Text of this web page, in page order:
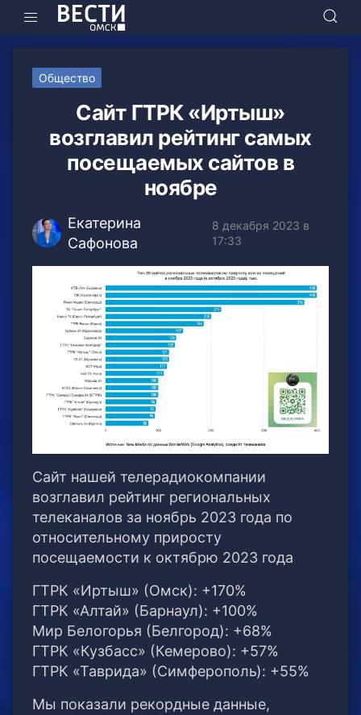
Общество
Сайт ГТРК «Иртыш»
возглавил рейтинг самых
посещаемых сайтов в
ноябре
Екатерина
Сафонова
8 декабря 2023 в
17:33
Сайт нашей телерадиокомпании
возглавил рейтинг региональных
телеканалов за ноябрь 2023 года по
относительному приросту
посещаемости к октябрю 2023 года
ГТРК «Иртыш» (Омск): +170%
ГТРК «Алтай» (Барнаул): +100%
Мир Белогорья (Белгород): +68%
ГТРК «Кузбасс» (Кемерово): +57%
ГТРК «Таврида» (Симферополь): +55%
Мы показали рекордные данные,